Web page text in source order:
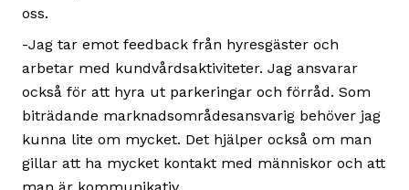
oss.
-Jag tar emot feedback från hyresgäster och
arbetar med kundvårdsaktiviteter. Jag ansvarar
också för att hyra ut parkeringar och förråd. Som
biträdande marknadsområdesansvarig behöver jag
kunna lite om mycket. Det hjälper också om man
gillar att ha mycket kontakt med människor och att